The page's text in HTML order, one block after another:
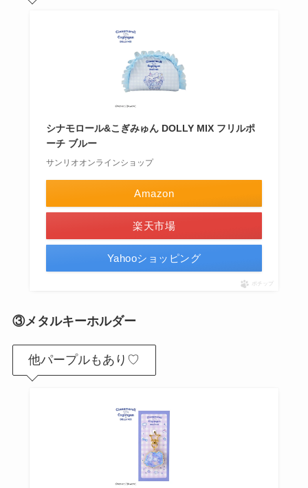
シナモロール&こぎみゅん DOLLY MIX フリルポ
ーチ ブルー
サンリオオンラインショップ
Amazon
楽天市場
Yahooショッピング
ポチップ
③メタルキーホルダー
他パープルもあり♡